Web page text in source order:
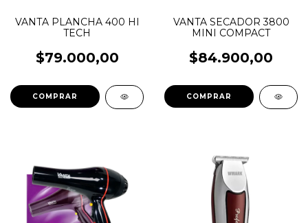
VANTA PLANCHA 400 HI
TECH
$79.000,00
VANTA SECADOR 3800
MINI COMPACT
$84.900,00